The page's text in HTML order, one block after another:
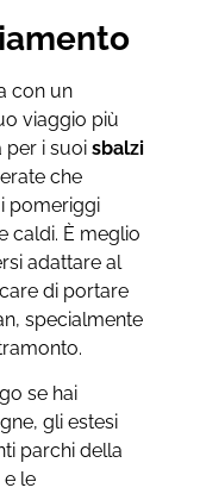
con un
viaggio più
per i suoisbalzi
che
pomeriggi
caldi. È meglio
adattare al
di portare
specialmente
se hai
gli estesi
parchi della
e le